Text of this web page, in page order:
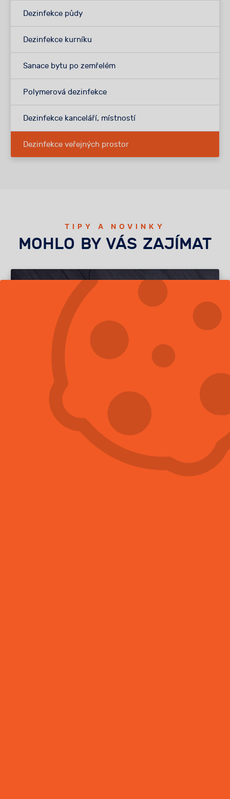
Dezinfekce půdy
Dezinfekce kurníku
Sanace bytu po zemřelém
Polymerová dezinfekce
Dezinfekce kanceláří, místností
Dezinfekce veřejných prostor
TIPY A NOVINKY
MOHLO BY VÁS ZAJÍMAT
Brouci v bytě
Našli jste v bytě brouky a nevíte si s nimi
rady? Nezoufejte, poradíme vám, jak je
správně identifikovat a co nejrychleji hmyz v
domácnosti zlikvidovat.
Více informací
29.1.2026
Jak vypadá kousnutí od
Jestliže se ráno probouzíte s červenými